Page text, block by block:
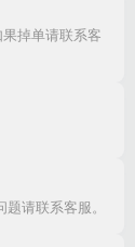
掉单请联系客
请联系客服。